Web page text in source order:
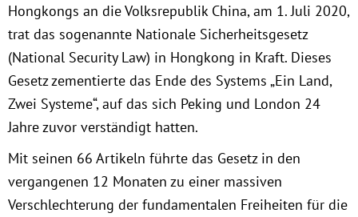
Praktikum
Patenschaftsprogramm
Bayern
München
Zur Person
Hongkongs an die Volksrepublik China, am 1. Juli 2020,
trat das sogenannte Nationale Sicherheitsgesetz
(National Security Law) in Hongkong in Kraft. Dieses
Gesetz zementierte das Ende des Systems „Ein Land,
Zwei Systeme“, auf das sich Peking und London 24
Jahre zuvor verständigt hatten.
Mit seinen 66 Artikeln führte das Gesetz in den
vergangenen 12 Monaten zu einer massiven
Verschlechterung der fundamentalen Freiheiten für die